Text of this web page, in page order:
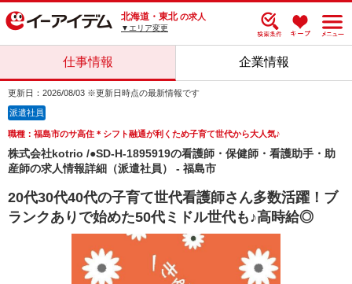
北海道・東北 の求人
▼エリア変更
仕事情報 企業情報
更新日：2026/08/03 ※更新日時点の最新情報です
派遣社員
職種：福島市のサ高住＊シフト融通が利くため子育て世代から大人気♪
株式会社kotrio /●SD-H-1895919の看護師・保健師・看護助手・助
産師の求人情報詳細（派遣社員） - 福島市
20代30代40代の子育て世代看護師さん多数活躍！ブ
ランクありで始めた50代ミドル世代も♪高時給◎